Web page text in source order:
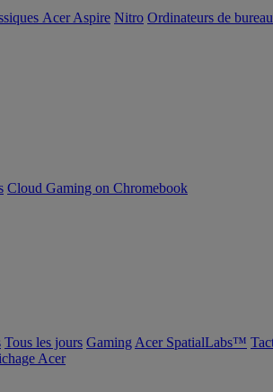
Acer Aspire Nitro Ordinateurs de
Cloud Gaming on Chromebook
Tous les jours Gaming Acer SpatialLabs™
Acer